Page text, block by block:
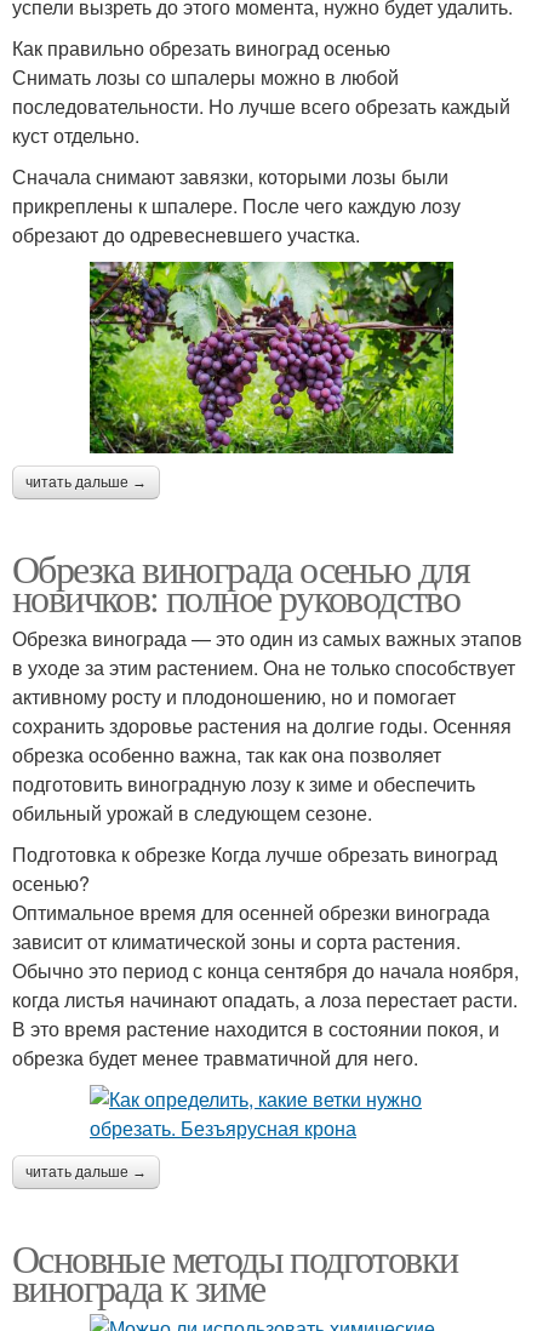
успели вызреть до этого момента, нужно будет удалить.
Как правильно обрезать виноград осенью
Снимать лозы со шпалеры можно в любой
последовательности. Но лучше всего обрезать каждый
куст отдельно.
Сначала снимают завязки, которыми лозы были
прикреплены к шпалере. После чего каждую лозу
обрезают до одревесневшего участка.
читать дальше →
Обрезка винограда осенью для
новичков: полное руководство
Обрезка винограда — это один из самых важных этапов
в уходе за этим растением. Она не только способствует
активному росту и плодоношению, но и помогает
сохранить здоровье растения на долгие годы. Осенняя
обрезка особенно важна, так как она позволяет
подготовить виноградную лозу к зиме и обеспечить
обильный урожай в следующем сезоне.
Подготовка к обрезке Когда лучше обрезать виноград
осенью?
Оптимальное время для осенней обрезки винограда
зависит от климатической зоны и сорта растения.
Обычно это период с конца сентября до начала ноября,
когда листья начинают опадать, а лоза перестает расти.
В это время растение находится в состоянии покоя, и
обрезка будет менее травматичной для него.
читать дальше →
Основные методы подготовки
винограда к зиме